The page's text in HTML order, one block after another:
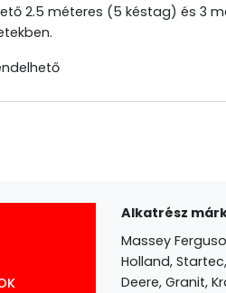
2.5 méteres (5 késtag) és 3
Alkatrész
Massey
Holland,
Deere, Granit,